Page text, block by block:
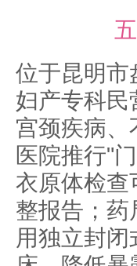
位于昆明市
妇产专科民
宫颈疾病、
医院推行"
衣原体检查
整报告；药
用独立封